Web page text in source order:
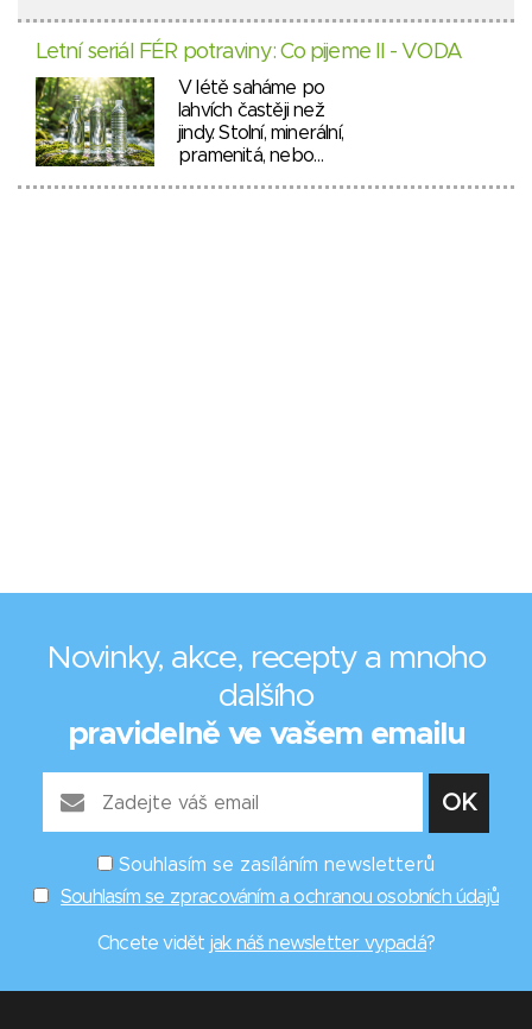
Letní seriál FÉR potraviny: Co pijeme II - VODA
V létě saháme po
lahvích častěji než
jindy. Stolní, minerální,
pramenitá, nebo…
Novinky, akce, recepty a mnoho
dalšího
pravidelně ve vašem emailu
Souhlasím se zasíláním newsletterů
Souhlasím se zpracováním a ochranou osobních údajů
Chcete vidět jak náš newsletter vypadá?